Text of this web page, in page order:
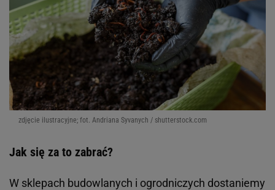
zdjęcie ilustracyjne; fot. Andriana Syvanych / shutterstock.com
Jak się za to zabrać?
W sklepach budowlanych i ogrodniczych dostaniemy